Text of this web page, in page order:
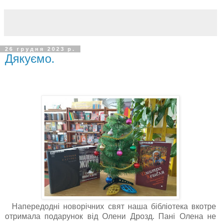
26 грудня 2023 р.
Дякуємо.
Напередодні новорічних свят наша бібліотека вкотре
отримала подарунок від Олени Дрозд. Пані Олена не